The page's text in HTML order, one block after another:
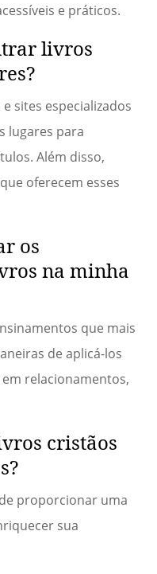
e práticos.
livros
sites especializados
lugares para
Além disso,
oferecem esses
os
na minha
que mais
de aplicá-los
relacionamentos,
cristãos
proporcionar uma
sua